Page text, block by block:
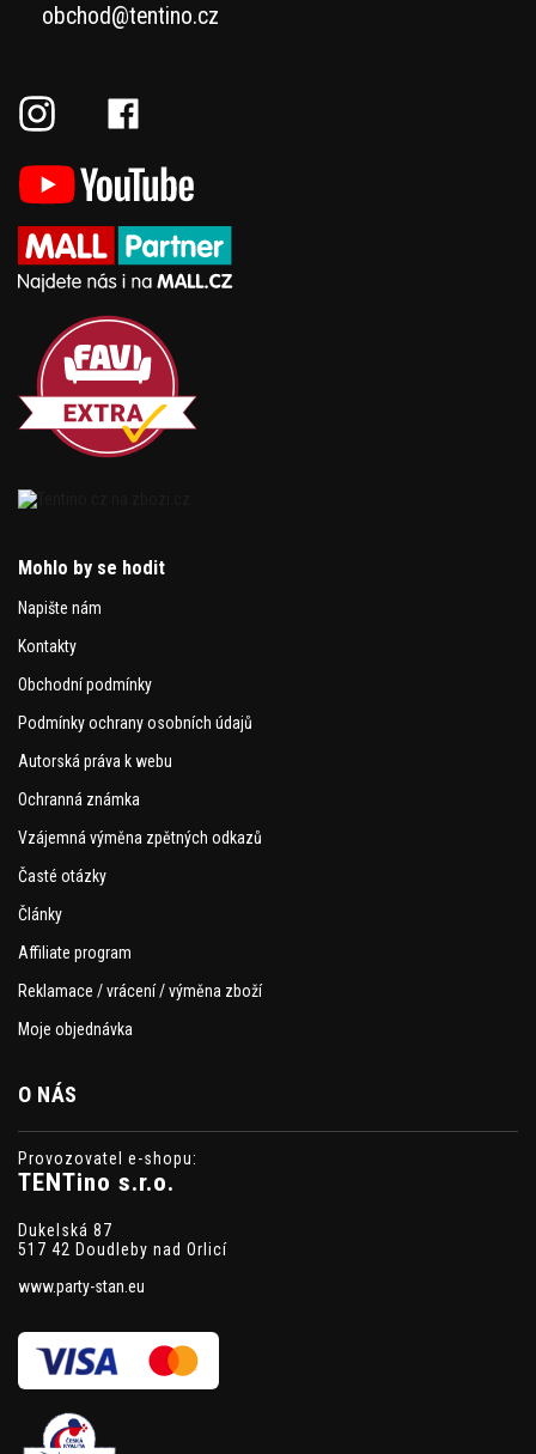
obchod@tentino.cz
Mohlo by se hodit
Napište nám
Kontakty
Obchodní podmínky
Podmínky ochrany osobních údajů
Autorská práva k webu
Ochranná známka
Vzájemná výměna zpětných odkazů
Časté otázky
Články
Affiliate program
Reklamace / vrácení / výměna zboží
Moje objednávka
O NÁS
Provozovatel e-shopu:
TENTino s.r.o.
Dukelská 87
517 42 Doudleby nad Orlicí
www.party-stan.eu